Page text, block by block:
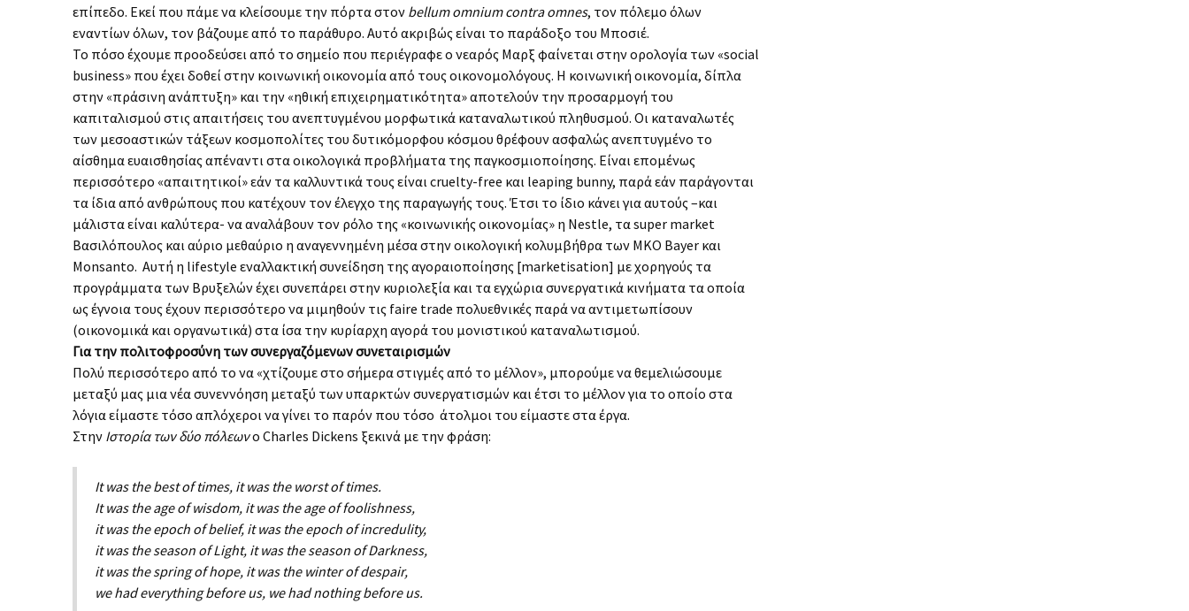
επίπεδο. Εκεί που πάμε να κλείσουμε την πόρτα στον bellum omnium contra omnes, τον πόλεμο όλων
εναντίων όλων, τον βάζουμε από το παράθυρο. Αυτό ακριβώς είναι το παράδοξο του Μποσιέ.
Το πόσο έχουμε προοδεύσει από το σημείο που περιέγραφε ο νεαρός Μαρξ φαίνεται στην ορολογία των «social
business» που έχει δοθεί στην κοινωνική οικονομία από τους οικονομολόγους. H κοινωνική οικονομία, δίπλα
στην «πράσινη ανάπτυξη» και την «ηθική επιχειρηματικότητα» αποτελούν την προσαρμογή του
καπιταλισμού στις απαιτήσεις του ανεπτυγμένου μορφωτικά καταναλωτικού πληθυσμού. Οι καταναλωτές
των μεσοαστικών τάξεων κοσμοπολίτες του δυτικόμορφου κόσμου θρέφουν ασφαλώς ανεπτυγμένο το
αίσθημα ευαισθησίας απέναντι στα οικολογικά προβλήματα της παγκοσμιοποίησης. Είναι επομένως
περισσότερο «απαιτητικοί» εάν τα καλλυντικά τους είναι cruelty-free και leaping bunny, παρά εάν παράγονται
τα ίδια από ανθρώπους που κατέχουν τον έλεγχο της παραγωγής τους. Έτσι το ίδιο κάνει για αυτούς –και
μάλιστα είναι καλύτερα- να αναλάβουν τον ρόλο της «κοινωνικής οικονομίας» η Nestle, τα super market
Βασιλόπουλος και αύριο μεθαύριο η αναγεννημένη μέσα στην οικολογική κολυμβήθρα των ΜΚΟ Bayer και
Monsanto. Αυτή η lifestyle εναλλακτική συνείδηση της αγοραιοποίησης [marketisation] με χορηγούς τα
προγράμματα των Βρυξελών έχει συνεπάρει στην κυριολεξία και τα εγχώρια συνεργατικά κινήματα τα οποία
ως έγνοια τους έχουν περισσότερο να μιμηθούν τις faire trade πολυεθνικές παρά να αντιμετωπίσουν
(οικονομικά και οργανωτικά) στα ίσα την κυρίαρχη αγορά του μονιστικού καταναλωτισμού.
Για την πολιτοφροσύνη των συνεργαζόμενων συνεταιρισμών
Πολύ περισσότερο από το να «χτίζουμε στο σήμερα στιγμές από το μέλλον», μπορούμε να θεμελιώσουμε
μεταξύ μας μια νέα συνεννόηση μεταξύ των υπαρκτών συνεργατισμών και έτσι το μέλλον για το οποίο στα
λόγια είμαστε τόσο απλόχεροι να γίνει το παρόν που τόσο άτολμοι του είμαστε στα έργα.
Στην Ιστορία των δύο πόλεωνο Charles Dickens ξεκινά με την φράση:
It was the best of times, it was the worst of times.
It was the age of wisdom, it was the age of foolishness,
it was the epoch of belief, it was the epoch of incredulity,
it was the season of Light, it was the season of Darkness,
it was the spring of hope, it was the winter of despair,
we had everything before us, we had nothing before us.